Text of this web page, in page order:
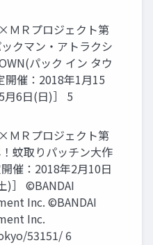
ＭＲプロジェクト第
クマン・アトラクシ
パック イン タウ
開催：2018年1月15
月6日(日)］ 5
ＭＲプロジェクト第
蚊取りパッチン大作
催：2018年2月10日
)］ ©BANDAI
Inc. ©BANDAI
Inc.
53151/ 6